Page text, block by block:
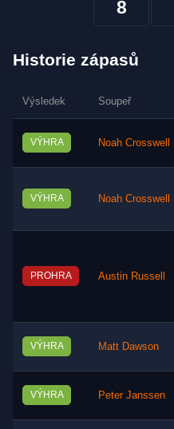
8
Historie zápasů
Výsledek Soupeř
VÝHRA Noah Crosswell
VÝHRA Noah Crosswell
PROHRA Austin Russell
VÝHRA Matt Dawson
VÝHRA Peter Janssen